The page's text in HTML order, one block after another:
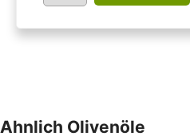
Ahnlich Olivenöle